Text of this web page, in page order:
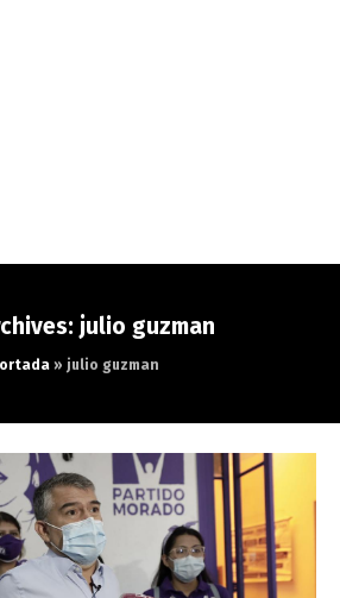
julio guzman
» julio guzman